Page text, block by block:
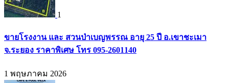
1
ขายโรงงาน และ สวนป่าเบญพรรณ อายุ 25 ปี อ.เขาชะเมา
จ.ระยอง ราคาพิเศษ โทร 095-2601140
1 พฤษภาคม 2026